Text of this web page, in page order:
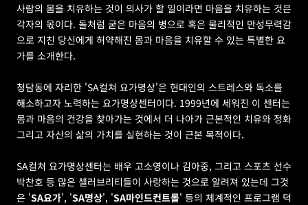
사람의 몸을 치유하는 것이 의사가 할 일이라면 마음을 치유하는 것은
각자의 몫이다. 돌처럼 굳은 마음의 병으로 혹은 물리적인 만성무력감
으로 지친 당신에게 허약해진 몸과 마음을 치유할 수 있는 특별한 요
가를 소개한다.
청담동에 자리한 'SA컬쳐 요가명상'은 현대인의 스트레스와 독소를
해소하고자 노력하는 요가명상센터이다. 1999년에 세워진 이 센터는
몸과 마음의 건강을 찾아가는 것에서 더 나아가 근본적인 치유와 정화
그리고 자신의 삶의 가치를 실현하는 것이 근본 목적이다.
SA컬쳐 요가명상센터는 배우 고소영이나 김아중, 그리고 스포츠 선수
박찬호 등 많은 셀러브리티들이 사랑하는 것으로 알려져 있는데 그것
은 'SA요가', 'SA명상', 'SA마인드컨트롤' 등의 체계적인 프로그램 덕